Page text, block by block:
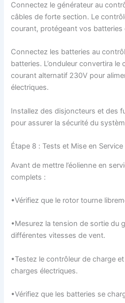
Connectez le générateur au
câbles de forte section. Le
courant, protégeant vos batteries
Connectez les batteries au
batteries. L’onduleur convertira
courant alternatif 230V pour
électriques.
Installez des disjoncteurs et des
pour assurer la sécurité du
Étape 8 : Tests et Mise en Service
Avant de mettre l’éolienne en
complets :
•Vérifiez que le rotor tourne
•Mesurez la tension de sortie du
différentes vitesses de vent.
•Testez le contrôleur de charge et
charges électriques.
•Vérifiez que les batteries se